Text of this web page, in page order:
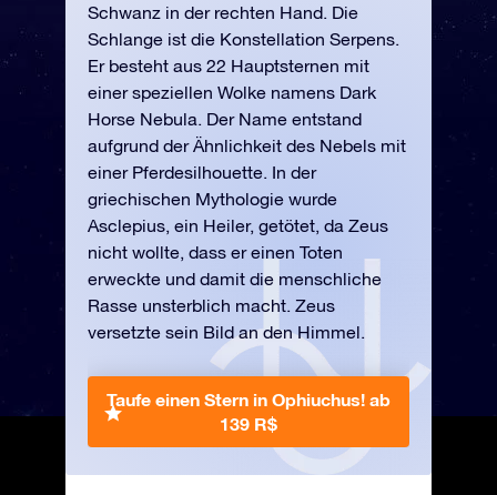
Schwanz in der rechten Hand. Die
Schlange ist die Konstellation Serpens.
Er besteht aus 22 Hauptsternen mit
einer speziellen Wolke namens Dark
Horse Nebula. Der Name entstand
aufgrund der Ähnlichkeit des Nebels mit
einer Pferdesilhouette. In der
griechischen Mythologie wurde
Asclepius, ein Heiler, getötet, da Zeus
nicht wollte, dass er einen Toten
erweckte und damit die menschliche
Rasse unsterblich macht. Zeus
versetzte sein Bild an den Himmel.
Taufe einen Stern in Ophiuchus! ab
139 R$